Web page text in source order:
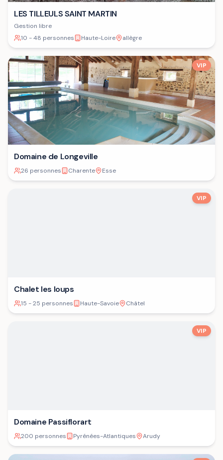
LES TILLEULS SAINT MARTIN
Gestion libre
10 - 48 personnes
Haute-Loire allègre
VIP
Domaine de Longeville
26 personnes Charente Esse
VIP
Chalet les loups
15 - 25 personnes Haute-Savoie Châtel
VIP
Domaine Passiflorart
200 personnes Pyrénées-Atlantiques Arudy